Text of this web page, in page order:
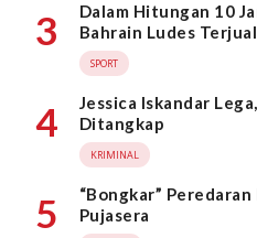
3
Dalam Hitungan 10
Bahrain Ludes Terjual
SPORT
4
Jessica Iskandar
Ditangkap
KRIMINAL
5
“Bongkar”
Pujasera